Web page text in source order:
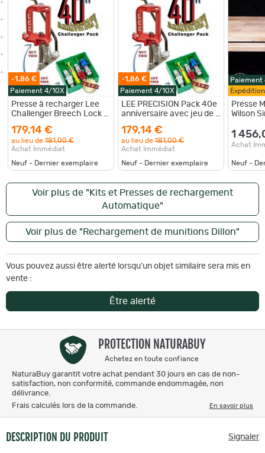
-1,86 €
Paiement 4/10X
Presse à recharger Lee
Challenger Breech Lock +
Set /.38 SPL / .357 MAG
179,14 €
au lieu de 181,00 €
Achat Immédiat
Neuf - Dernier exemplaire
-1,86 €
Paiement 4/10X
LEE PRECISION Pack 40e
anniversaire avec jeu de 3
44SPL/44MAG
179,14 €
au lieu de 181,00 €
Achat Immédiat
Neuf - Dernier exemplaire
Presse
Wilson
1
Achat
Neuf -
Voir plus de "Kits et Presses de rechargement
Automatique"
Voir plus de "Rechargement de munitions Dillon"
Vous pouvez aussi être alerté lorsqu'un objet similaire sera mis en
vente :
Être alerté
PROTECTION NATURABUY
Achetez en toute confiance
NaturaBuy garantit votre achat pendant 30 jours en cas de non-
satisfaction, non conformité, commande endommagée, non
délivrance.
Frais calculés lors de la commande.
En savoir plus
DESCRIPTION DU PRODUIT Signaler